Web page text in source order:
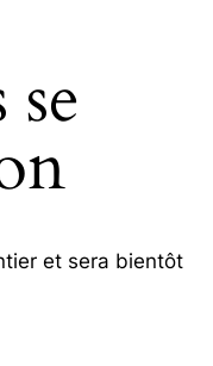
et sera bientôt